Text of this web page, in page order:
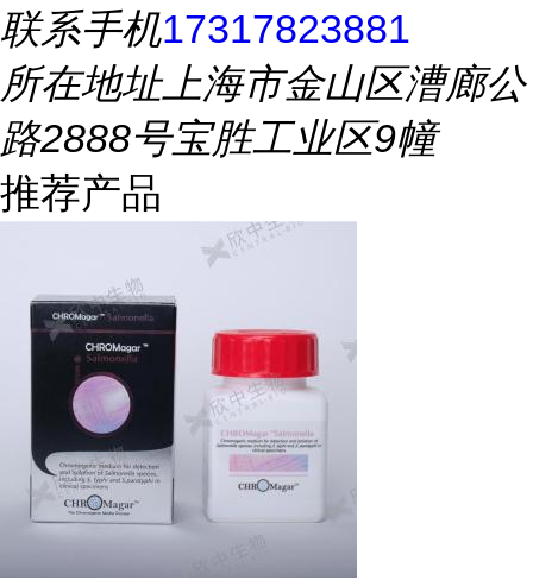
联系手机17317823881
所在地址上海市金山区漕廊公
路2888号宝胜工业区9幢
推荐产品